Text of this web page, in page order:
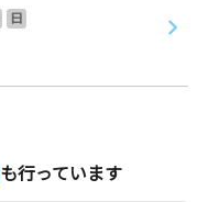
日
も行っています